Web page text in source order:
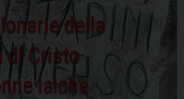
della
di Cristo
laiche